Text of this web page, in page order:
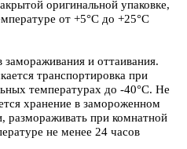
оригинальной упаковке,
от +5°С до +25°С
замораживания и оттаивания.
транспортировка при
температурах до -40°С. Не
хранение в замороженном
размораживать при комнатной
не менее 24 часов